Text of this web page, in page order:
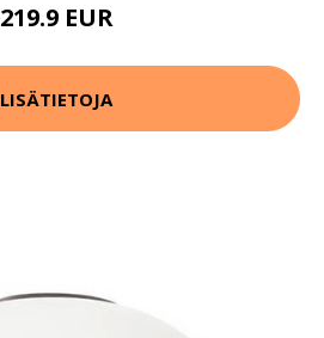
219.9 EUR
LISÄTIETOJA